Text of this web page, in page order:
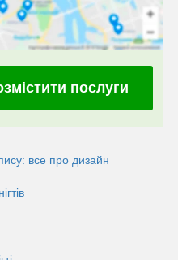
послуги
все про дизайн